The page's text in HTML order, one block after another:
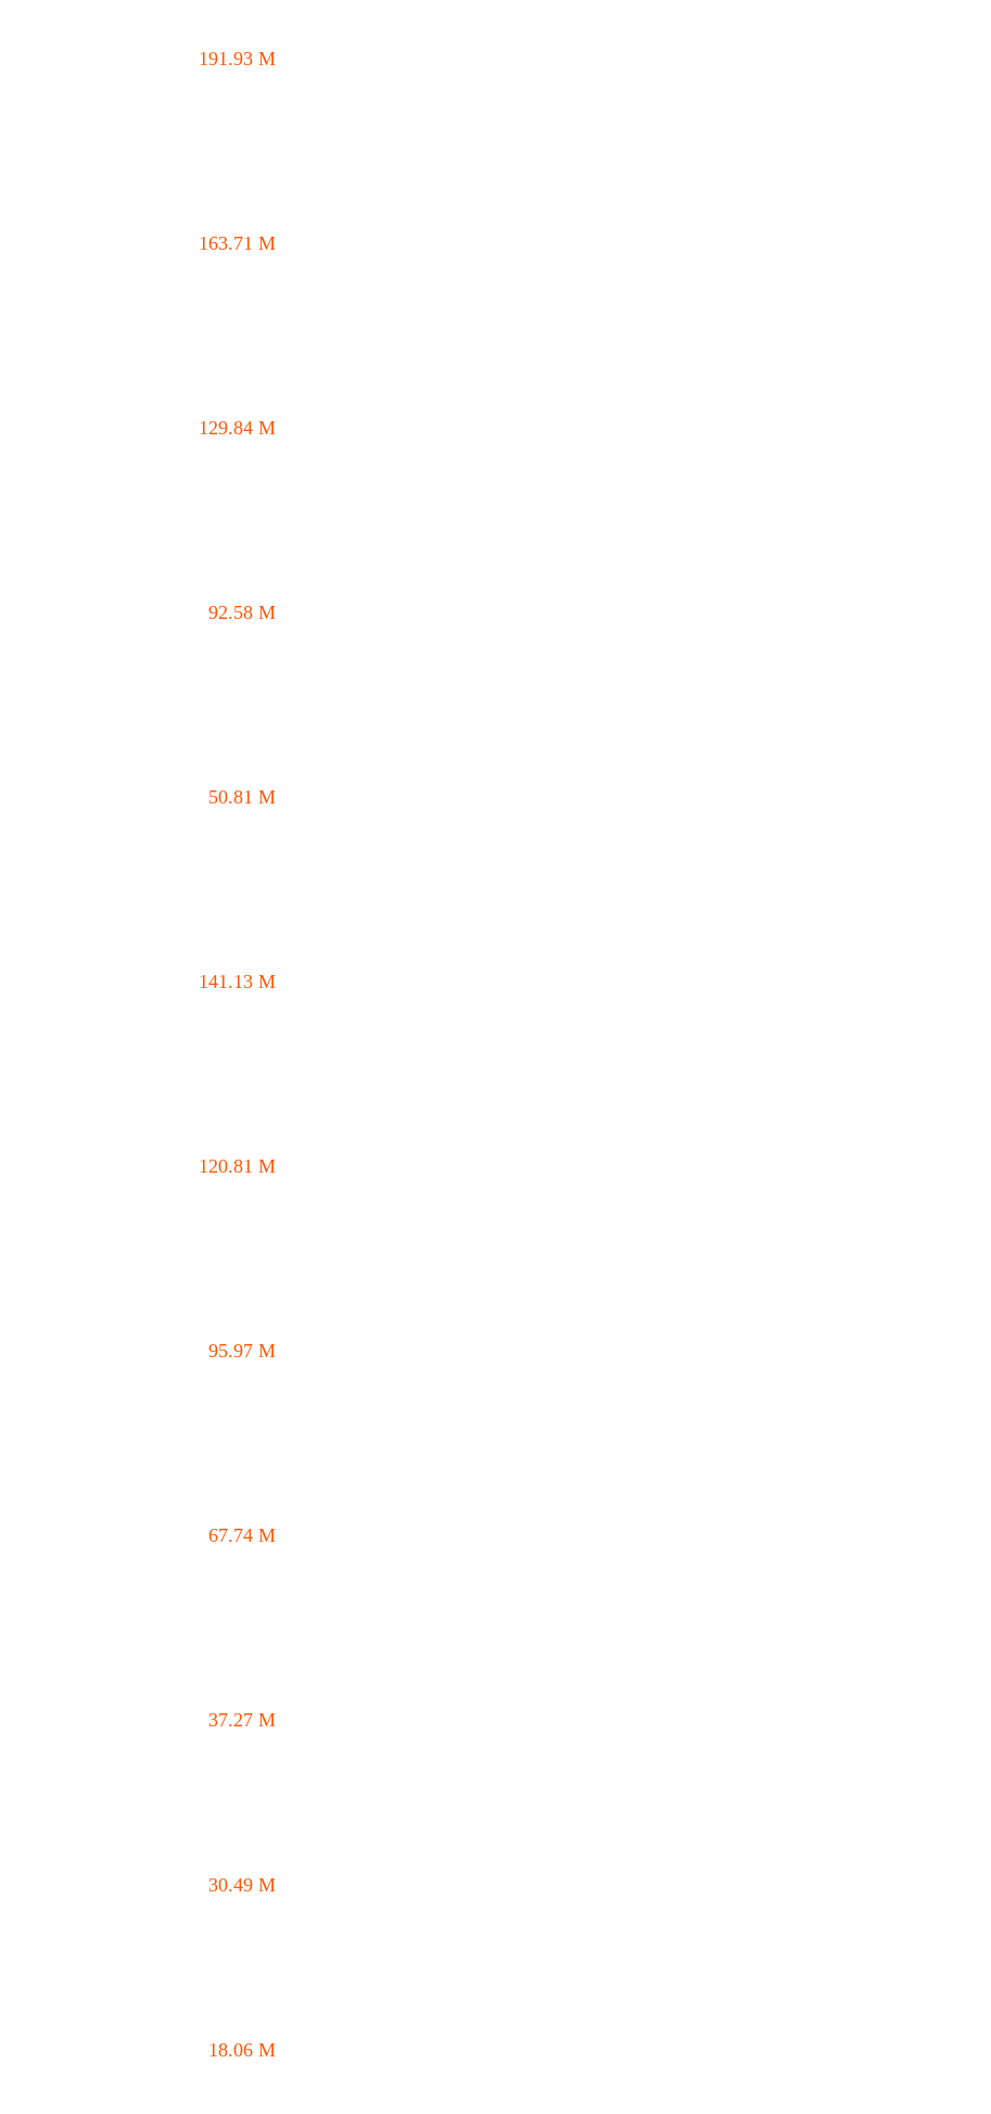
191.93 M
163.71 M
129.84 M
92.58 M
50.81 M
141.13 M
120.81 M
95.97 M
67.74 M
37.27 M
30.49 M
18.06 M